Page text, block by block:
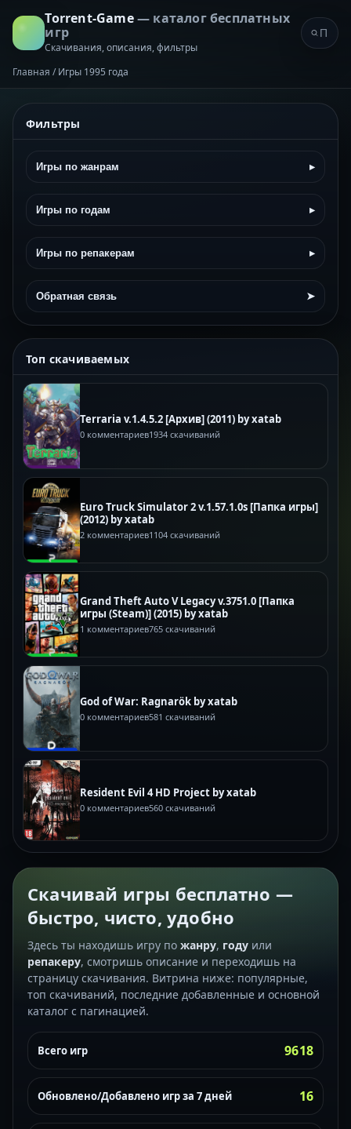
Torrent-Game— каталог бесплатных
игр
Скачивания, описания, фильтры
Главная / Игры 1995 года
Фильтры
Игры по жанрам ▸
Игры по годам ▸
Игры по репакерам ▸
Обратная связь ➤
Топ скачиваемых
Terraria v.1.4.5.2 [Архив] (2011) by xatab
0 комментариев1934 скачиваний
Euro Truck Simulator 2 v.1.57.1.0s [Папка игры]
(2012) by xatab
2 комментариев1104 скачиваний
Grand Theft Auto V Legacy v.3751.0 [Папка
игры (Steam)] (2015) by xatab
1 комментариев765 скачиваний
God of War: Ragnarök by xatab
0 комментариев581 скачиваний
Resident Evil 4 HD Project by xatab
0 комментариев560 скачиваний
Скачивай игры бесплатно —
быстро, чисто, удобно
Здесь ты находишь игру по жанру, году или
репакеру, смотришь описание и переходишь на
страницу скачивания. Витрина ниже: популярные,
топ скачиваний, последние добавленные и основной
каталог с пагинацией.
Всего игр 9618
Обновлено/Добавлено игр за 7 дней 16